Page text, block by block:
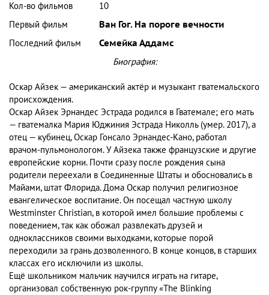
Кол-во фильмов
10
Первый фильм
Ван Гог. На пороге вечности
Последний фильм
Семейка Аддамс
Биография:
Оскар Айзек — американcкий актёр и музыкант гватемальского
происхождения.
Оскар Айзек Эрнандес Эстрада родился в Гватемале; его мать
— гватемалка Мария Юджиния Эстрада Николль (умер. 2017), а
отец — кубинец, Оскар Гонсало Эрнандес-Кано, работал
врачом-пульмонологом. У Айзека также французские и другие
европейские корни. Почти сразу после рождения сына
родители переехали в Соединенные Штаты и обосновались в
Майами, штат Флорида. Дома Оскар получил религиозное
евангелическое воспитание. Он посещал частную школу
Westminster Christian, в которой имел большие проблемы с
поведением, так как обожал развлекать друзей и
одноклассников своими выходками, которые порой
переходили за грань дозволенного. В конце концов, в старших
классах его исключили из школы.
Ещё школьником мальчик научился играть на гитаре,
организовал собственную рок-группу «The Blinking